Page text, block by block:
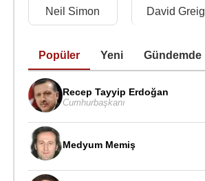
Neil Simon David Greig
Popüler Yeni Gündemde
Recep Tayyip Erdoğan
Cumhurbaşkanı
Medyum Memiş